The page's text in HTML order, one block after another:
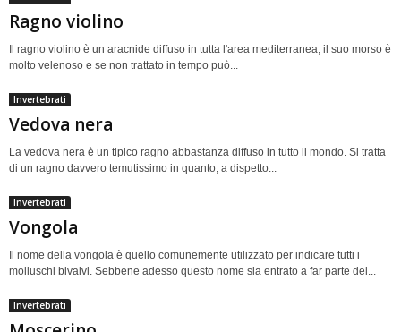
Ragno violino
Il ragno violino è un aracnide diffuso in tutta l'area mediterranea, il suo morso è
molto velenoso e se non trattato in tempo può...
Invertebrati
Vedova nera
La vedova nera è un tipico ragno abbastanza diffuso in tutto il mondo. Si tratta
di un ragno davvero temutissimo in quanto, a dispetto...
Invertebrati
Vongola
Il nome della vongola è quello comunemente utilizzato per indicare tutti i
molluschi bivalvi. Sebbene adesso questo nome sia entrato a far parte del...
Invertebrati